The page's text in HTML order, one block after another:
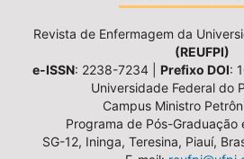
Revista de Enfermagem da
(REUFPI)
e-ISSN: 2238-7234 | Prefixo DOI:
Universidade Federal do
Campus Ministro
Programa de Pós-Graduação
SG-12, Ininga, Teresina, Piauí,